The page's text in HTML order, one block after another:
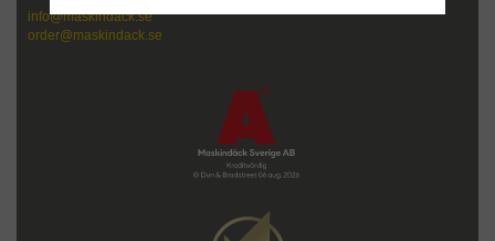
info@maskindack.se
order@maskindack.se